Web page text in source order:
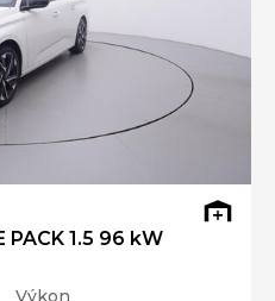
PACK 1.5 96 kW
Výkon